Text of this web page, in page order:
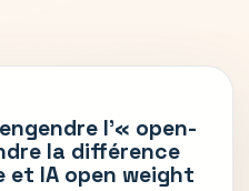
l’« open-
la différence
et IA open weight